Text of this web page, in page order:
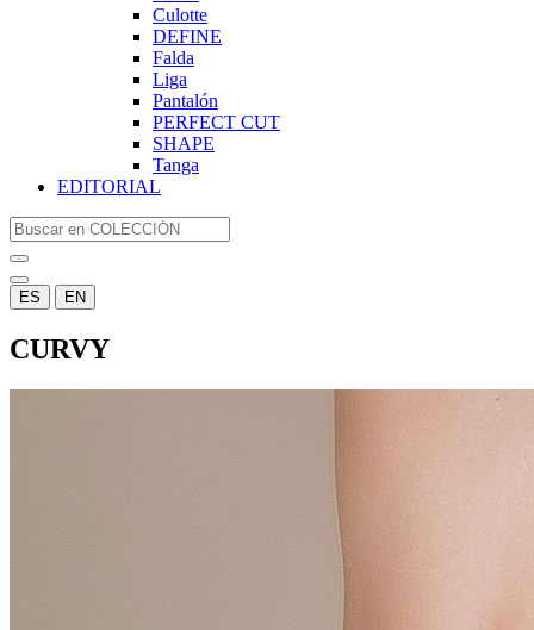
Culotte
DEFINE
Falda
Liga
Pantalón
PERFECT CUT
SHAPE
Tanga
EDITORIAL
ES EN
CURVY